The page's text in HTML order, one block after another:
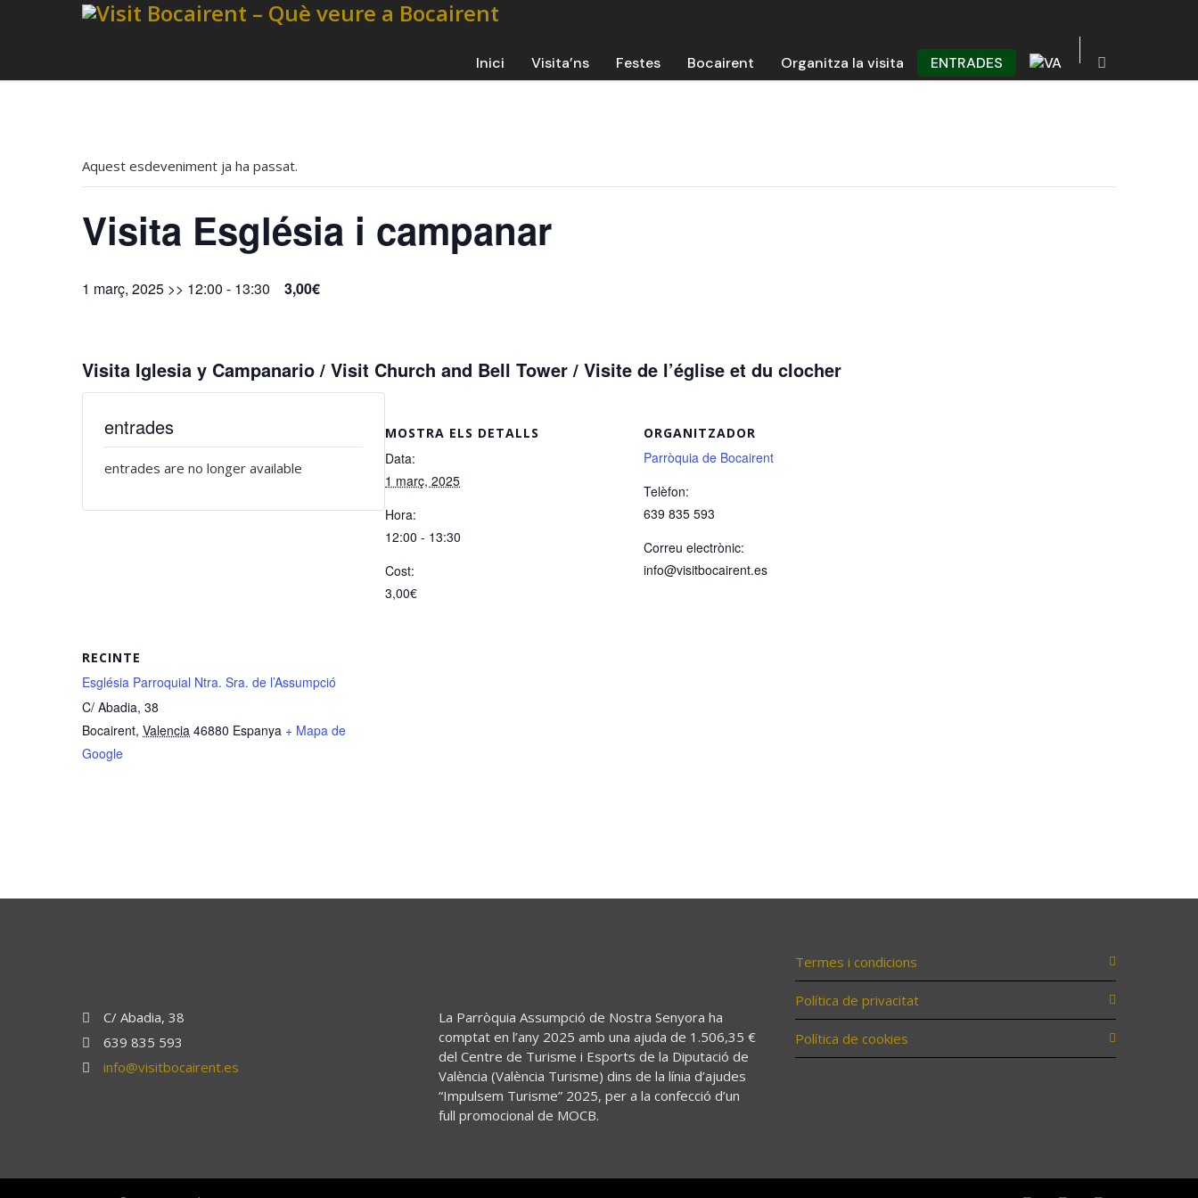
Inici Visita’ns Festes Bocairent Organitza la visita ENTRADES
Aquest esdeveniment ja ha passat.
Visita Església i campanar
1 març, 2025 >> 12:00 - 13:30 3,00€
Visita Iglesia y Campanario / Visit Church and Bell Tower / Visite de l’église et du clocher
MOSTRA ELS DETALLS
Data:
1 març, 2025
Hora:
12:00 - 13:30
Cost:
3,00€
ORGANITZADOR
Parròquia de Bocairent
Telèfon:
639 835 593
Correu electrònic:
info@visitbocairent.es
RECINTE
Església Parroquial Ntra. Sra. de l’Assumpció
C/ Abadia, 38
Bocairent, Valencia 46880 Espanya + Mapa de
Google
entrades
entrades are no longer available
C/ Abadia, 38
639 835 593
info@visitbocairent.es
La Parròquia Assumpció de Nostra Senyora ha
comptat en l’any 2025 amb una ajuda de 1.506,35 €
del Centre de Turisme i Esports de la Diputació de
València (València Turisme) dins de la línia d’ajudes
“Impulsem Turisme” 2025, per a la confecció d’un
full promocional de MOCB.
Termes i condicions
Política de privacitat
Política de cookies